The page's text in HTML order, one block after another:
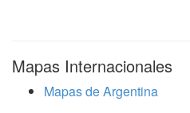
Mapas Internacionales
Mapas de Argentina